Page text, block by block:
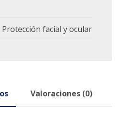
facial y ocular
Valoraciones (0)